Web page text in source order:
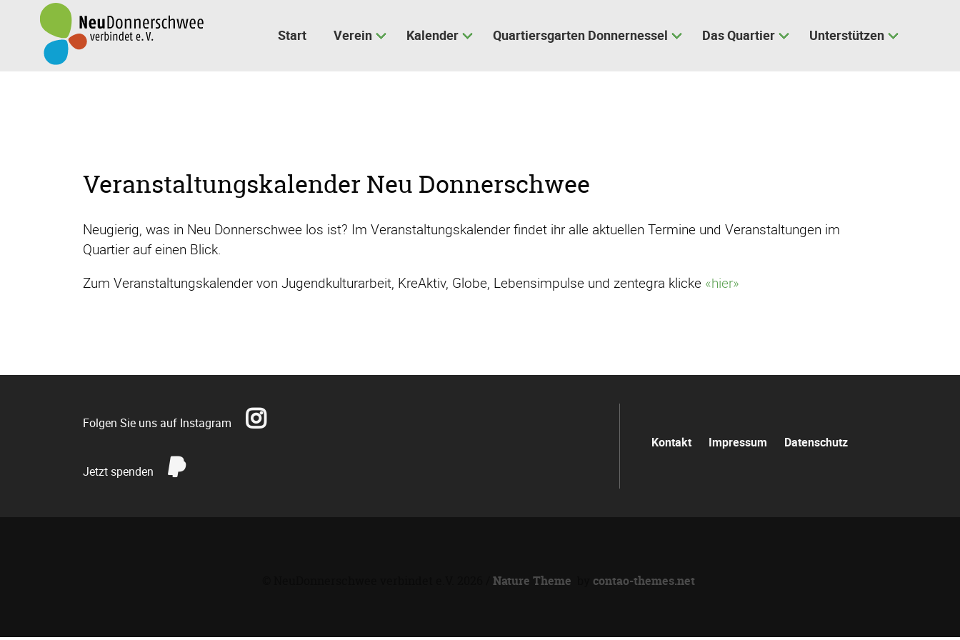
Navigation
überspringen
Start Verein Kalender Quartiersgarten Donnernessel Das Quartier Unterstützen
Veranstaltungskalender Neu Donnerschwee
Neugierig, was in Neu Donnerschwee los ist? Im Veranstaltungskalender findet ihr alle aktuellen Termine und Veranstaltungen im
Quartier auf einen Blick.
Zum Veranstaltungskalender von Jugendkulturarbeit, KreAktiv, Globe, Lebensimpulse und zentegra klicke «hier»
Folgen Sie uns auf Instagram
Jetzt spenden
Kontakt Impressum Datenschutz
Nature Theme contao-themes.net